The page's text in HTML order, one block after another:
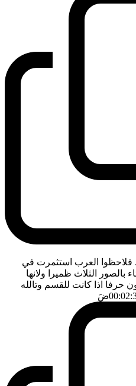
فلاحظوا العرب استثمرت في
بالصور الثلاث ظميرا ولانها
حرفا اذا كانت للقسم وتالله
ضَ